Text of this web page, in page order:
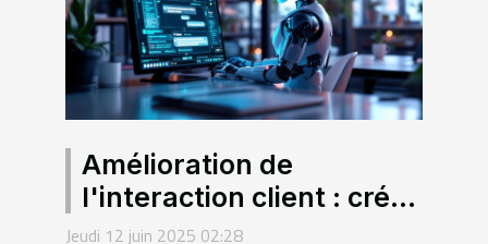
Amélioration de
l'interaction client : créer
des chatbots intelligents
Jeudi 12 juin 2025 02:28